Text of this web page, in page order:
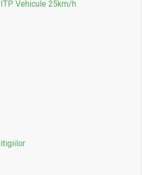
Vehicule 25km/h